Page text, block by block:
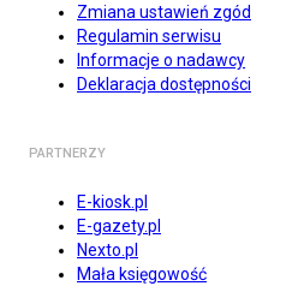
Zmiana ustawień zgód
Regulamin serwisu
Informacje o nadawcy
Deklaracja dostępności
PARTNERZY
E-kiosk.pl
E-gazety.pl
Nexto.pl
Mała księgowość